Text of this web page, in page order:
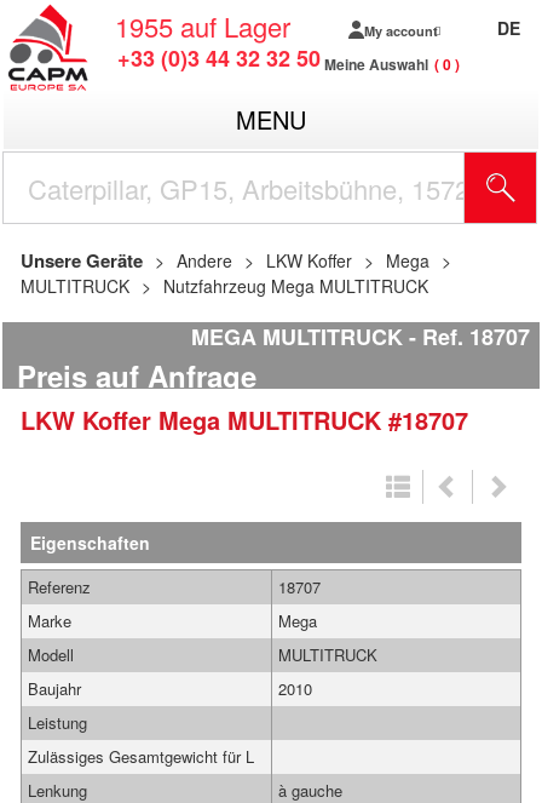
1955 auf Lager
+33 (0)3 44 32 32 50
My account
Meine Auswahl 0
DE
MENU
Unsere Geräte Andere LKW Koffer
Mega
MULTITRUCK
Nutzfahrzeug Mega MULTITRUCK
MEGA MULTITRUCK Ref. 18707
Preis auf Anfrage
LKW Koffer Mega MULTITRUCK #18707
Eigenschaften
Referenz
18707
Marke
Mega
Modell
MULTITRUCK
Baujahr
2010
Leistung
Zulässiges Gesamtgewicht für L
Lenkung
à gauche